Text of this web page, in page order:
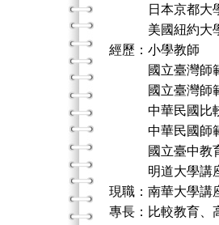
日本京都大學
美國紐約大學
經歷：小學教師
國立臺灣師範
國立臺灣師範
中華民國比較
中華民國師範
國立臺中教育
明道大學講
現職：南華大學講
專長：比較教育、